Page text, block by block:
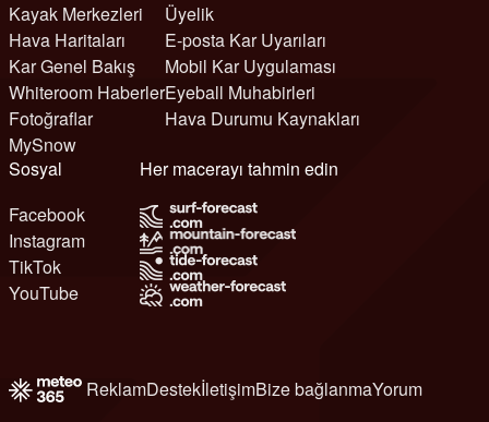
Kayak Merkezleri
Hava Haritaları
Kar Genel Bakış
Whiteroom Haberler
Fotoğraflar
MySnow
Üyelik
E-posta Kar Uyarıları
Mobil Kar Uygulaması
Eyeball Muhabirleri
Hava Durumu Kaynakları
Sosyal
Facebook
Instagram
TikTok
YouTube
Her macerayı tahmin edin
ReklamDestekİletişimBize bağlanmaYorum